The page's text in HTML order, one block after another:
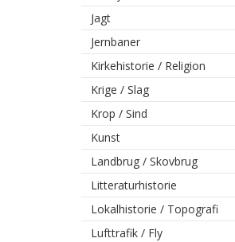
Jagt
Jernbaner
Kirkehistorie / Religion
Krige / Slag
Krop / Sind
Kunst
Landbrug / Skovbrug
Litteraturhistorie
Lokalhistorie / Topografi
Lufttrafik / Fly